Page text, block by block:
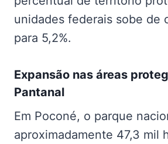
unidades federais sobe de
para 5,2%.
Expansão nas áreas
Pantanal
Em Poconé, o parque
aproximadamente 47,3 mil